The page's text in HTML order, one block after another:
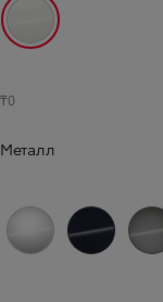
Ақ (040)
₸0
Металл